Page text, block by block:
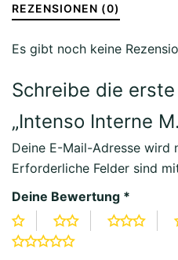
REZENSIONEN (0)
Es gibt noch keine
Schreibe die
„Intenso Interne
Deine E-Mail-Adresse
Erforderliche Felder sind
Deine Bewertung *